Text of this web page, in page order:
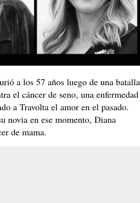
a los 57 años luego de una batalla
el cáncer de seno, una enfermedad
a Travolta el amor en el pasado.
novia en ese momento, Diana
de mama.